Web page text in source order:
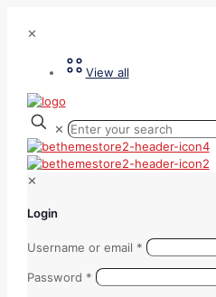
✕
View all
✕
✕
Login
Username or email *
Password *